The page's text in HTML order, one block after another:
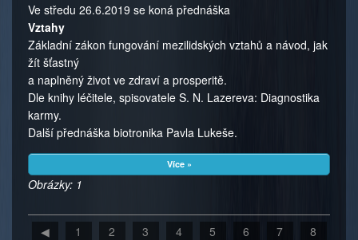
Ve středu 26.6.2019 se koná přednáška
Vztahy
Základní zákon fungování mezilidských vztahů a návod, jak
žít šťastný
a naplněný život ve zdraví a prosperitě.
Dle knihy léčitele, spisovatele S. N. Lazereva: Diagnostika
karmy.
Další přednáška biotronika Pavla Lukeše.
Více »
Obrázky: 1
◀ 1 2 3 4 5 6 7
8